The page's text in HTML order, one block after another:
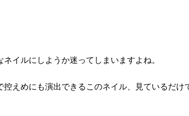
イルにしようか迷ってしまいますよね。
えめにも演出できるこのネイル、見ているだけ